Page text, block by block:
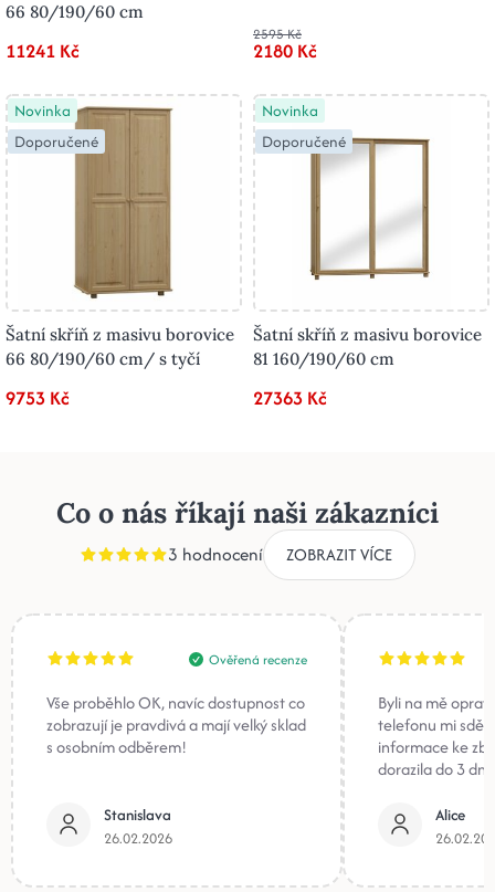
66 80/190/60 cm
11241 Kč
2595 Kč
2180 Kč
Novinka
Doporučené
Šatní skříň z masivu borovice
66 80/190/60 cm/ s tyčí
9753 Kč
Novinka
Doporučené
Šatní skříň z masivu borovice
81 160/190/60 cm
27363 Kč
Co o nás říkají naši zákazníci
3 hodnocení ZOBRAZIT VÍCE
Ověřená recenze
Vše proběhlo OK, navíc dostupnost co
zobrazují je pravdivá a mají velký sklad
s osobním odběrem!
Stanislava
26.02.2026
Byli na mě
telefonu mi
informace ke
dorazila do 3
Alice